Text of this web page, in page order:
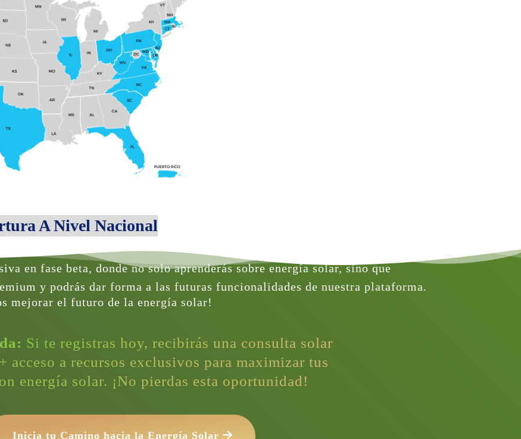
A Nivel Nacional
en fase beta, donde no solo aprenderás sobre energía solar, sino que
y podrás dar forma a las futuras funcionalidades de nuestra plataforma.
mejorar el futuro de la energía solar!
Si te registras hoy, recibirás una consulta solar
acceso a recursos exclusivos para maximizar tus
energía solar. ¡No pierdas esta oportunidad!